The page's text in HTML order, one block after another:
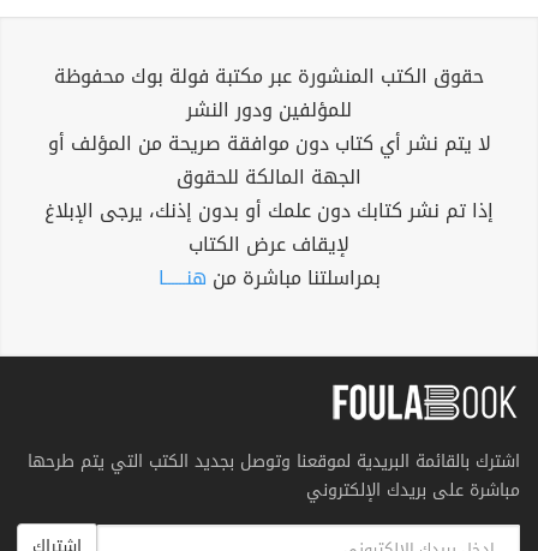
حقوق الكتب المنشورة عبر مكتبة فولة بوك محفوظة
للمؤلفين ودور النشر
لا يتم نشر أي كتاب دون موافقة صريحة من المؤلف أو
الجهة المالكة للحقوق
إذا تم نشر كتابك دون علمك أو بدون إذنك، يرجى الإبلاغ
لإيقاف عرض الكتاب
بمراسلتنا مباشرة من هنــــــا
اشترك بالقائمة البريدية لموقعنا وتوصل بجديد الكتب التي يتم طرحها
مباشرة على بريدك الإلكتروني